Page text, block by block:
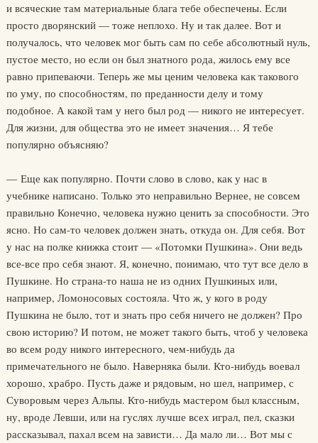
и всяческие там материальные блага тебе обеспечены. Если
просто дворянский — тоже неплохо. Ну и так далее. Вот и
получалось, что человек мог быть сам по себе абсолютный нуль,
пустое место, но если он был знатного рода, жилось ему все
равно припеваючи. Теперь же мы ценим человека как такового
по уму, по способностям, по преданности делу и тому
подобное. А какой там у него был род — никого не интересует.
Для жизни, для общества это не имеет значения… Я тебе
популярно объясняю?
— Еще как популярно. Почти слово в слово, как у нас в
учебнике написано. Только это неправильно Вернее, не совсем
правильно Конечно, человека нужно ценить за способности. Это
ясно. Но сам-то человек должен знать, откуда он. Для себя. Вот
у нас на полке книжка стоит — «Потомки Пушкина». Они ведь
все-все про себя знают. Я, конечно, понимаю, что тут все дело в
Пушкине. Но страна-то наша не из одних Пушкиных или,
например, Ломоносовых состояла. Что ж, у кого в роду
Пушкина не было, тот и знать про себя ничего не должен? Про
свою историю? И потом, не может такого быть, чтоб у человека
во всем роду никого интересного, чем-нибудь да
примечательного не было. Наверняка были. Кто-нибудь воевал
хорошо, храбро. Пусть даже и рядовым, но шел, например, с
Суворовым через Альпы. Кто-нибудь мастером был классным,
ну, вроде Левши, или на гуслях лучше всех играл, пел, сказки
рассказывал, пахал всем на зависти… Да мало ли… Вот мы с